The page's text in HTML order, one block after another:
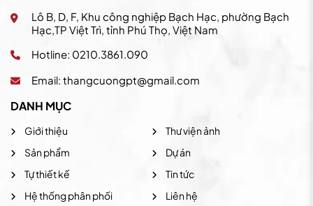
Lô B, D, F, Khu công nghiệp Bạch Hạc, phường Bạch
Hạc,TP Việt Trì, tỉnh Phú Thọ, Việt Nam
Hotline: 0210.3861.090
Email: thangcuongpt@gmail.com
DANH MỤC
Giới thiệu
Sản phẩm
Tự thiết kế
Hệ thống phân phối
Thư viện ảnh
Dự án
Tin tức
Liên hệ